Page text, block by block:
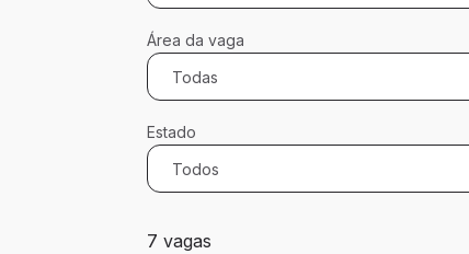
Área da vaga
Todas
Estado
Todos
7 vagas encontradas para 0 filtros
7 vagas